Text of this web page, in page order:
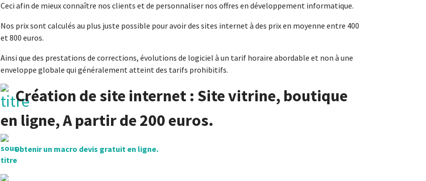
Ceci afin de mieux connaître nos clients et de personnaliser nos offres en développement informatique.
Nos prix sont calculés au plus juste possible pour avoir des sites internet à des prix en moyenne entre 400
et 800 euros.
Ainsi que des prestations de corrections, évolutions de logiciel à un tarif horaire abordable et non à une
enveloppe globale qui généralement atteint des tarifs prohibitifs.
Création de site internet : Site vitrine, boutique
en ligne, A partir de 200 euros.
Obtenir un macro devis gratuit en ligne.